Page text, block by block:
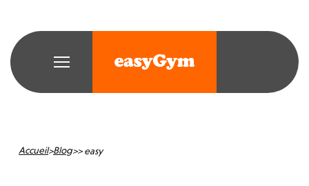
Accueil>Blog>> easy